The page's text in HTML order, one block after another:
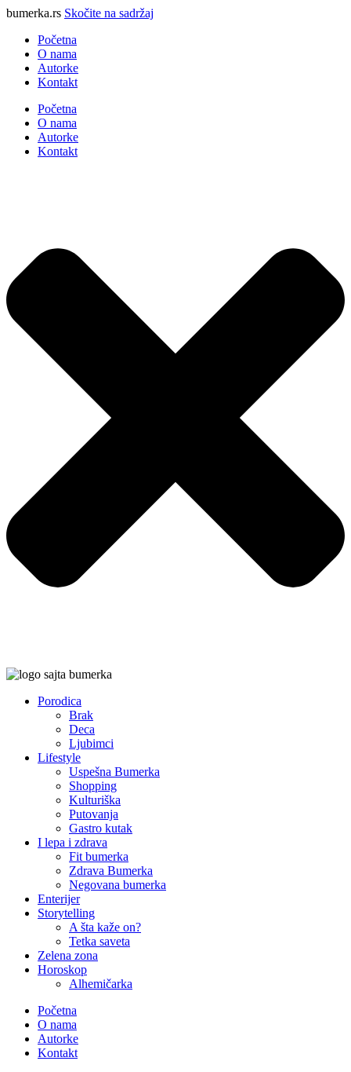
bumerka.rs Skočite na sadržaj
Početna
O nama
Autorke
Kontakt
Početna
O nama
Autorke
Kontakt
Porodica
Brak
Deca
Ljubimci
Lifestyle
Uspešna Bumerka
Shopping
Kulturiška
Putovanja
Gastro kutak
I lepa i zdrava
Fit bumerka
Zdrava Bumerka
Negovana bumerka
Enterijer
Storytelling
A šta kaže on?
Tetka saveta
Zelena zona
Horoskop
Alhemičarka
Početna
O nama
Autorke
Kontakt